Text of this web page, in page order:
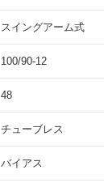
スイングアーム式
100/90-12
48
チューブレス
バイアス